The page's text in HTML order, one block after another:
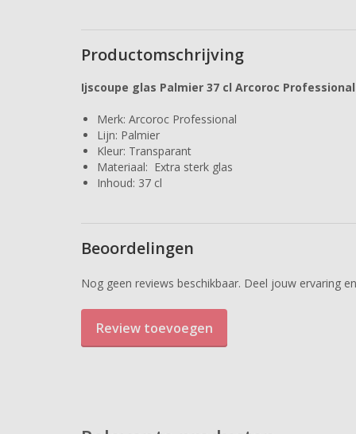
Productomschrijving
Ijscoupe glas Palmier 37 cl Arcoroc Professional
Merk: Arcoroc Professional
Lijn: Palmier
Kleur: Transparant
Materiaal: Extra sterk glas
Inhoud: 37 cl
Beoordelingen
Nog geen reviews beschikbaar. Deel jouw ervaring
Review toevoegen